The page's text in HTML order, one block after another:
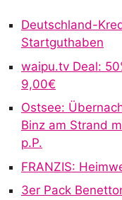
Deutschland-
Startguthaben
waipu.tv Deal:
9,00€
Ostsee:
Binz am Strand
p.P.
FRANZIS:
3er Pack